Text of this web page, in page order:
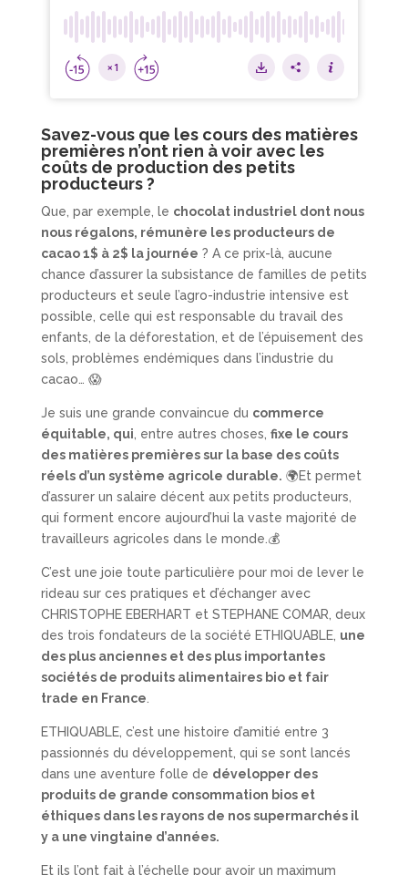
Savez-vous que les cours des matières
premières n’ont rien à voir avec les
coûts de production des petits
producteurs ?
Que, par exemple, le chocolat industriel dont nous
nous régalons, rémunère les producteurs de
cacao 1$ à 2$ la journée ? A ce prix-là, aucune
chance d’assurer la subsistance de familles de petits
producteurs et seule l’agro-industrie intensive est
possible, celle qui est responsable du travail des
enfants, de la déforestation, et de l’épuisement des
sols, problèmes endémiques dans l’industrie du
cacao… 😱
Je suis une grande convaincue du commerce
équitable, qui , entre autres choses, fixe le cours
des matières premières sur la base des coûts
réels d’un système agricole durable. 🌍Et permet
d’assurer un salaire décent aux petits producteurs,
qui forment encore aujourd’hui la vaste majorité de
travailleurs agricoles dans le monde.💰
C’est une joie toute particulière pour moi de lever le
rideau sur ces pratiques et d’échanger avec
CHRISTOPHE EBERHART et STEPHANE COMAR, deux
des trois fondateurs de la société ETHIQUABLE, une
des plus anciennes et des plus importantes
sociétés de produits alimentaires bio et fair
trade en France
ETHIQUABLE, c’est une histoire d’amitié entre 3
passionnés du développement, qui se sont lancés
dans une aventure folle de développer des
produits de grande consommation bios et
éthiques dans les rayons de nos supermarchés il
y a une vingtaine d’années.
Et ils l’ont fait à l’échelle pour avoir un maximum